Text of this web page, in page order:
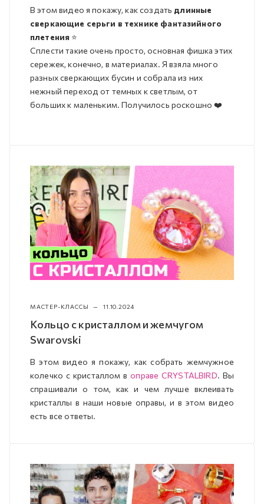
В этом видео я покажу, как создать длинные
сверкающие серьги в технике фантазийного
плетения ⭐️
Сплести такие очень просто, основная фишка этих
сережек, конечно, в материалах. Я взяла много
разных сверкающих бусин и собрала из них
нежный переход от темных к светлым, от
больших к маленьким. Получилось роскошно ❤️
МАСТЕР-КЛАССЫ — 11.10.2024
Кольцо с кристаллом и жемчугом
Swarovski
В этом видео я покажу, как собрать жемчужное
колечко с кристаллом воправе CRYSTALBIRD. Вы
спрашивали о том, как и чем лучше вклеивать
кристаллы в наши новые оправы, и в этом видео
есть все ответы.